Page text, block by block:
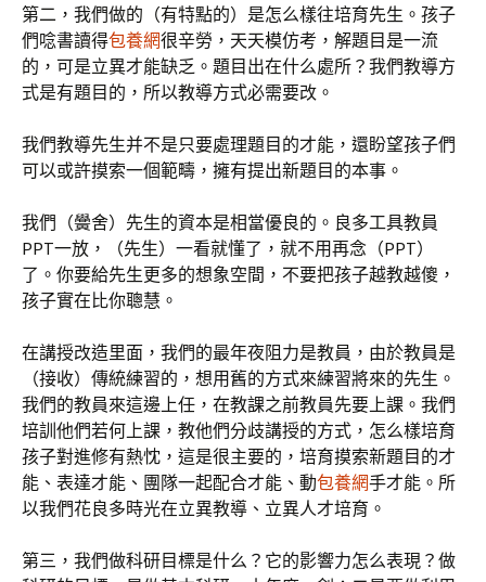
第二，我們做的（有特點的）是怎么樣往培育先生。孩子
們唸書讀得包養網很辛勞，天天模仿考，解題目是一流
的，可是立異才能缺乏。題目出在什么處所？我們教導方
式是有題目的，所以教導方式必需要改。
我們教導先生并不是只要處理題目的才能，還盼望孩子們
可以或許摸索一個範疇，擁有提出新題目的本事。
我們（黌舍）先生的資本是相當優良的。良多工具教員
PPT一放，（先生）一看就懂了，就不用再念（PPT）
了。你要給先生更多的想象空間，不要把孩子越教越傻，
孩子實在比你聰慧。
在講授改造里面，我們的最年夜阻力是教員，由於教員是
（接收）傳統練習的，想用舊的方式來練習將來的先生。
我們的教員來這邊上任，在教課之前教員先要上課。我們
培訓他們若何上課，教他們分歧講授的方式，怎么樣培育
孩子對進修有熱忱，這是很主要的，培育摸索新題目的才
能、表達才能、團隊一起配合才能、動包養網手才能。所
以我們花良多時光在立異教導、立異人才培育。
第三，我們做科研目標是什么？它的影響力怎么表現？做